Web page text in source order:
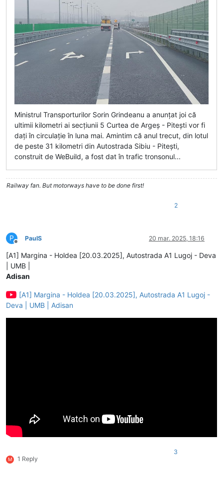
Ministrul Transporturilor Sorin Grindeanu a anunțat joi că
ultimii kilometri ai secțiunii 5 Curtea de Argeș - Pitești vor fi
dați în circulație în luna mai. Amintim că anul trecut, din lotul
de peste 31 kilometri din Autostrada Sibiu - Pitești,
construit de WeBuild, a fost dat în trafic tronsonul...
Railway fan. But motorways have to be done first!
2
P
Deconectat
PaulS 20 mar. 2025, 18:16
[A1] Margina - Holdea [20.03.2025], Autostrada A1 Lugoj - Deva
| UMB |
Adisan
[A1] Margina - Holdea [20.03.2025], Autostrada A1 Lugoj -
Deva | UMB | Adisan
M 1 Reply
3